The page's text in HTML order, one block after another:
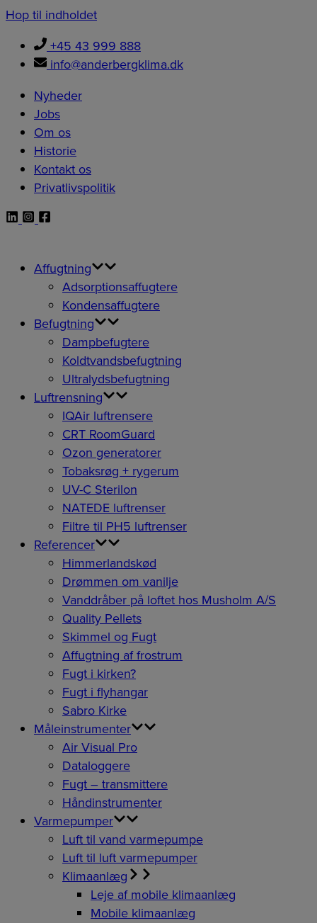
Hop til indholdet
+45 43 999 888
info@anderbergklima.dk
Nyheder
Jobs
Om os
Historie
Kontakt os
Privatlivspolitik
Affugtning
Adsorptionsaffugtere
Kondensaffugtere
Befugtning
Dampbefugtere
Koldtvandsbefugtning
Ultralydsbefugtning
Luftrensning
IQAir luftrensere
CRT RoomGuard
Ozon generatorer
Tobaksrøg + rygerum
UV-C Sterilon
NATEDE luftrenser
Filtre til PH5 luftrenser
Referencer
Himmerlandskød
Drømmen om vanilje
Vanddråber på loftet hos Musholm A/S
Quality Pellets
Skimmel og Fugt
Affugtning af frostrum
Fugt i kirken?
Fugt i flyhangar
Sabro Kirke
Måleinstrumenter
Air Visual Pro
Dataloggere
Fugt – transmittere
Håndinstrumenter
Varmepumper
Luft til vand varmepumpe
Luft til luft varmepumper
Klimaanlæg
Leje af mobile klimaanlæg
Mobile klimaanlæg